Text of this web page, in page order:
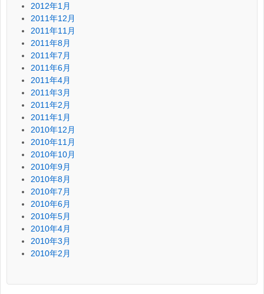
2012年1月
2011年12月
2011年11月
2011年8月
2011年7月
2011年6月
2011年4月
2011年3月
2011年2月
2011年1月
2010年12月
2010年11月
2010年10月
2010年9月
2010年8月
2010年7月
2010年6月
2010年5月
2010年4月
2010年3月
2010年2月